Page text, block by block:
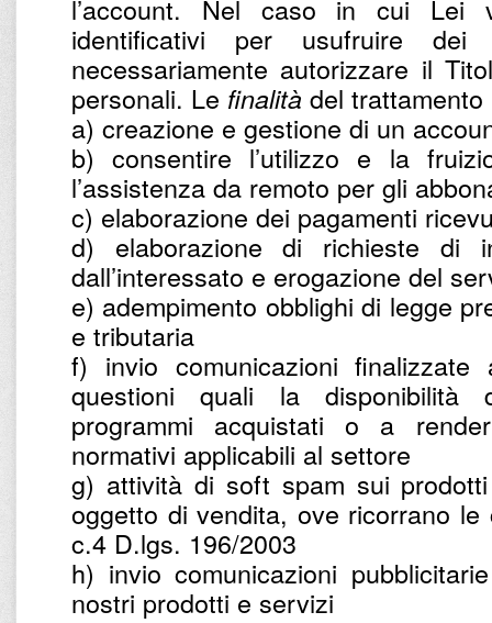
l’account. Nel caso in cui Lei
identificativi per usufruire
necessariamente autorizzare il
personali. Le finalità del
a) creazione e gestione di un
b) consentire l’utilizzo e la
l’assistenza da remoto per gli
c) elaborazione dei pagamenti
d) elaborazione di richieste di
dall’interessato e erogazione del
e) adempimento obblighi di legge
e tributaria
f) invio comunicazioni
questioni quali la disponibilità
programmi acquistati o a
normativi applicabili al settore
g) attività di soft spam sui
oggetto di vendita, ove ricorrano le
c.4 D.lgs. 196/2003
h) invio comunicazioni
nostri prodotti e servizi